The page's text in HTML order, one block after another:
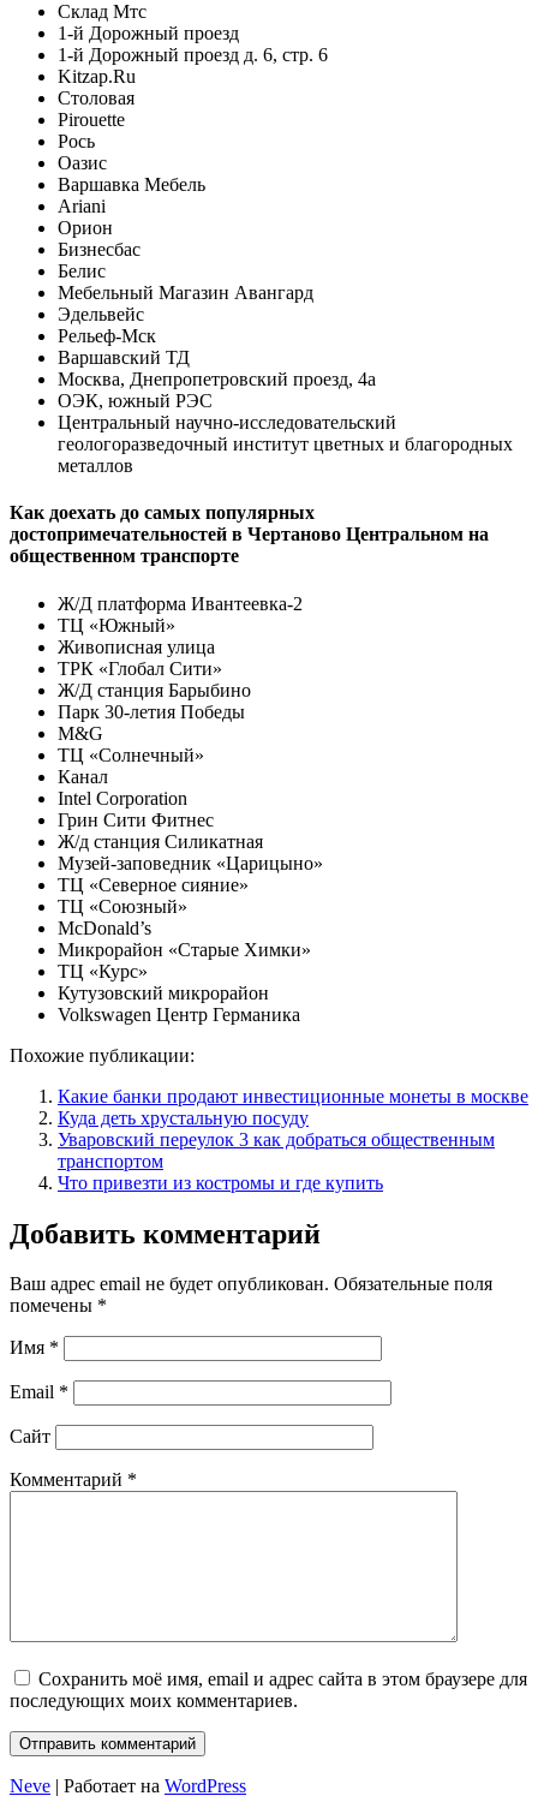
Склад Мтс
1-й Дорожный проезд
1-й Дорожный проезд д. 6, стр. 6
Kitzap.Ru
Столовая
Pirouette
Рось
Оазис
Варшавка Мебель
Ariani
Орион
Бизнесбас
Белис
Мебельный Магазин Авангард
Эдельвейс
Рельеф-Мск
Варшавский ТД
Москва, Днепропетровский проезд, 4а
ОЭК, южный РЭС
Центральный научно-исследовательский
геологоразведочный институт цветных и благородных
металлов
Как доехать до самых популярных
достопримечательностей в Чертаново Центральном на
общественном транспорте
Ж/Д платформа Ивантеевка-2
ТЦ «Южный»
Живописная улица
ТРК «Глобал Сити»
Ж/Д станция Барыбино
Парк 30-летия Победы
M&G
ТЦ «Солнечный»
Канал
Intel Corporation
Грин Сити Фитнес
Ж/д станция Силикатная
Музей-заповедник «Царицыно»
ТЦ «Северное сияние»
ТЦ «Союзный»
McDonald’s
Микрорайон «Старые Химки»
ТЦ «Курс»
Кутузовский микрорайон
Volkswagen Центр Германика
Похожие публикации:
Какие банки продают инвестиционные монеты в москве
Куда деть хрустальную посуду
Уваровский переулок 3 как добраться общественным
транспортом
Что привезти из костромы и где купить
Добавить комментарий
Ваш адрес email не будет опубликован. Обязательные поля
помечены *
Имя *
Email *
Сайт
Комментарий *
Сохранить моё имя, email и адрес сайта в этом браузере для
последующих моих комментариев.
Neve | Работает на WordPress